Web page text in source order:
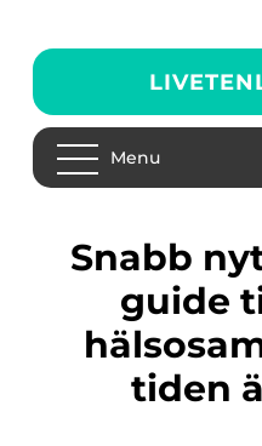
Menu
Snabb nyttig mat: En
guide
tiden